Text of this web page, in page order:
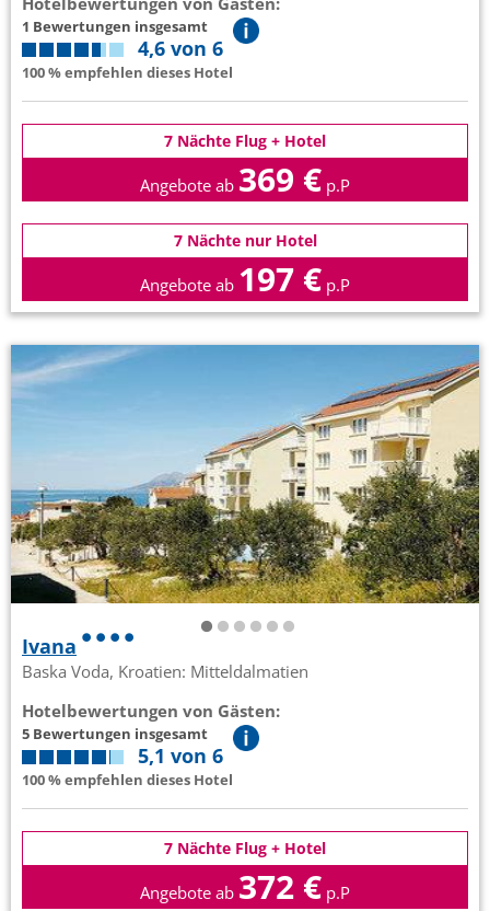
1 Bewertungen insgesamt
4,6 von 6
100 % empfehlen dieses Hotel
7 Nächte Flug + Hotel
Angebote ab 369 € p.P
7 Nächte nur Hotel
Angebote ab 197 € p.P
Ivana
Baska Voda, Kroatien: Mitteldalmatien
Hotelbewertungen von Gästen:
5 Bewertungen insgesamt
5,1 von 6
100 % empfehlen dieses Hotel
7 Nächte Flug + Hotel
Angebote ab 372 € p.P